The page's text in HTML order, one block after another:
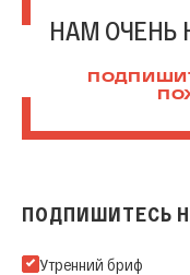
НАМ
ПОДПИШИТЕСЬ
Подпишитесь на нашу
Утренний бриф